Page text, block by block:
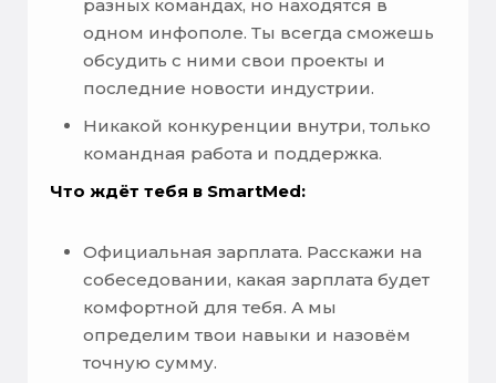
разных командах, но находятся в
одном инфополе. Ты всегда сможешь
обсудить с ними свои проекты и
последние новости индустрии.
Никакой конкуренции внутри, только
командная работа и поддержка.
Что ждёт тебя в SmartMed:
Официальная зарплата. Расскажи на
собеседовании, какая зарплата будет
комфортной для тебя. А мы
определим твои навыки и назовём
точную сумму.